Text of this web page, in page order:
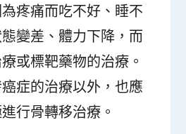
疼痛而吃不好、睡不
變差、體力下降，而
或標靶藥物的治療。
症的治療以外，也應
行骨轉移治療。